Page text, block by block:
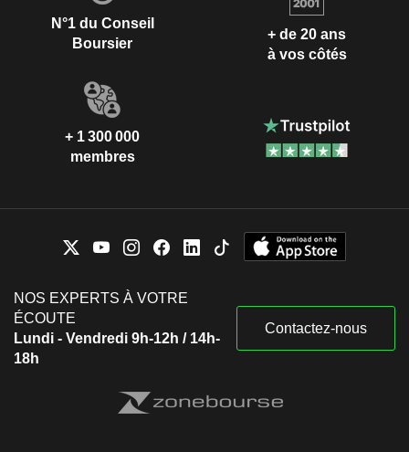
N°1 du Conseil
Boursier
+ de 20 ans
à vos côtés
+ 1 300 000
membres
NOS EXPERTS À VOTRE
ÉCOUTE
Lundi - Vendredi 9h-12h / 14h-
18h
Contactez-nous